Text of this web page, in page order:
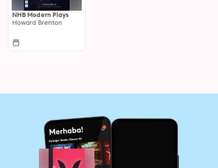
NHB Modern Plays
Howard Brenton